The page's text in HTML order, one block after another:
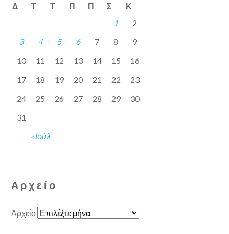
Δ Τ Τ Π Π Σ Κ
« Ιούλ
1
2
3
4 5 6 7 8
9
10
11 12 13 14 15
16
17
18 19 20 21 22
23
24
25 26 27 28 29
30
31
Αρχείο
Αρχείο